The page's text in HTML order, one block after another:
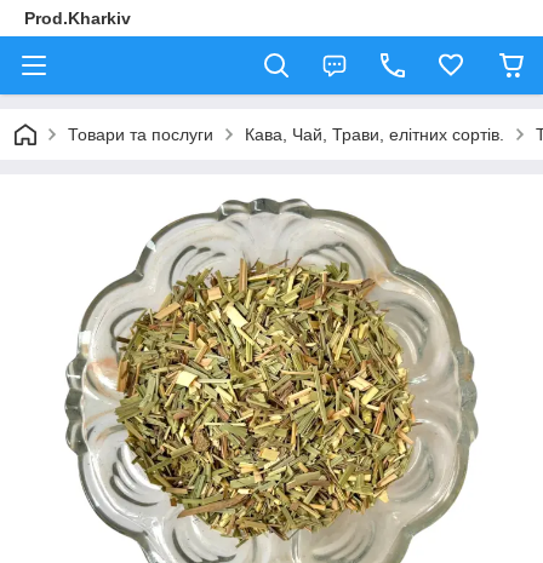
Prod.Kharkiv
Товари та послуги Кава, Чай, Трави, елітних сортів.